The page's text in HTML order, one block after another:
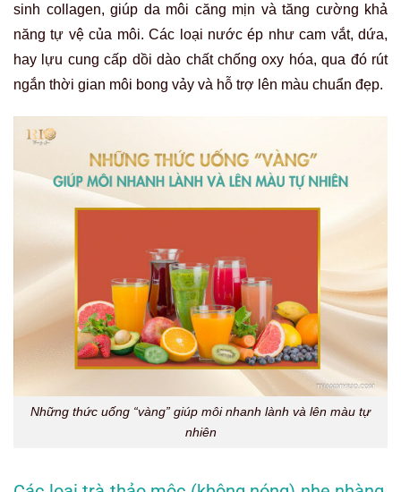
sinh collagen, giúp da môi căng mịn và tăng cường khả
năng tự vệ của môi. Các loại nước ép như cam vắt, dứa,
hay lựu cung cấp dồi dào chất chống oxy hóa, qua đó rút
ngắn thời gian môi bong vảy và hỗ trợ lên màu chuẩn đẹp.
Những thức uống “vàng” giúp môi nhanh lành và lên màu tự
nhiên